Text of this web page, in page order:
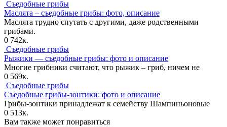
Съедобные грибы
Маслята – съедобные грибы: фото, описание
Маслята трудно спутать с другими, даже родственными
грибами.
0 742к.
Съедобные грибы
Рыжики — съедобные грибы: фото и описание
Многие грибники считают, что рыжик – гриб, ничем не
0 569к.
Съедобные грибы
Съедобные грибы-зонтики: фото и описание
Грибы-зонтики принадлежат к семейству Шампиньоновые
0 513к.
Вам также может понравиться